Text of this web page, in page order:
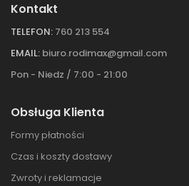
Kontakt
TELEFON: 760 213 554
EMAIL: biuro.rodimax@gmail.com
Pon - Niedz / 7:00 - 21:00
Obsługa Klienta
Formy płatności
Czas i koszty dostawy
Zwroty i reklamacje